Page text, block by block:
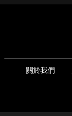
關於我們